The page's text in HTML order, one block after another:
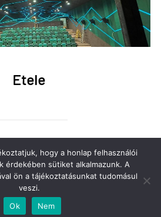
Etele
Kft.Adatkezelési tájékoztató
hogy a honlap felhasználói
érdekében sütiket alkalmazunk. A
ön a tájékoztatásunkat tudomásul
veszi.
Ok
Nem